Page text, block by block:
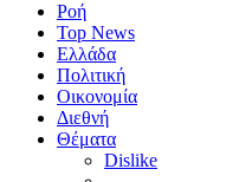
Ροή
Top News
Ελλάδα
Πολιτική
Οικονομία
Διεθνή
Θέματα
Dislike